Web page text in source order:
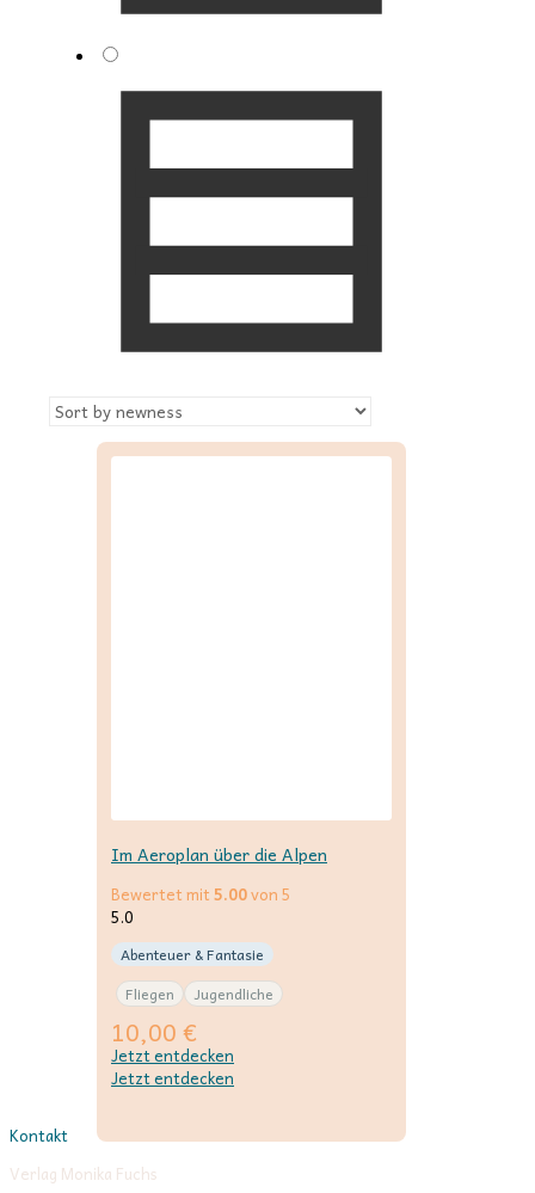
Im Aeroplan über die Alpen
Bewertet mit5.00von 5
5.0
Abenteuer & Fantasie
Fliegen
Jugendliche
10,00€
Jetzt entdecken
Jetzt entdecken
Kontakt
Verlag Monika Fuchs